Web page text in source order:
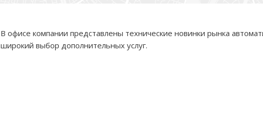
В офисе компании представлены технические новинки рынка
широкий выбор дополнительных услуг.